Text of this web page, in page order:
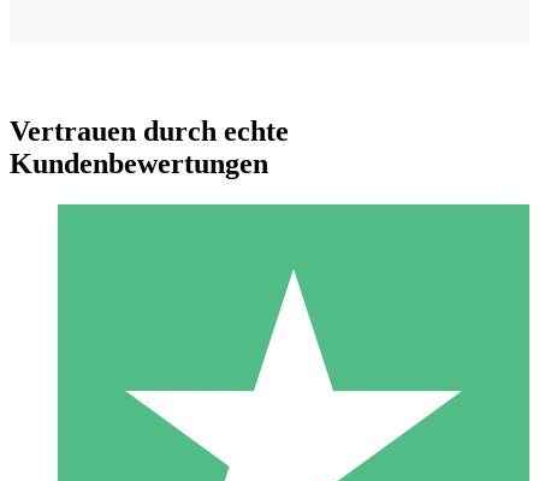
Individuelle Credit-Pakete
Zahlen Sie nach Bedarf mit Download-Credits. Keine
monatliche Verpflichtung erforderlich.
Vertrauen durch echte
Kundenbewertungen